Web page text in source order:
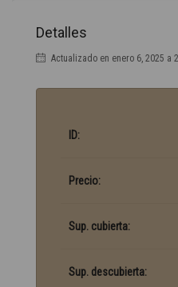
Detalles
Actualizado en enero 6, 2025 a
ID:
Precio:
Sup. cubierta:
Sup. descubierta: